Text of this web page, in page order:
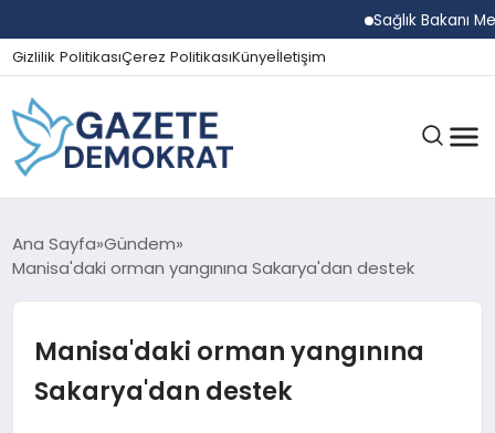
Sağlık Bakanı
Gizlilik PolitikasıÇerez PolitikasıKünyeİletişim
GÜNDEM
SPOR
Ana Sayfa Gündem
Manisa'daki orman yangınına Sakarya'dan destek
Manisa'daki orman yangınına
Sakarya'dan destek